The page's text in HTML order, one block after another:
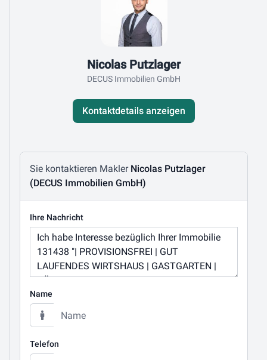
Nicolas Putzlager
DECUS Immobilien GmbH
Kontaktdetails anzeigen
Nachricht schreiben
Sie kontaktieren Makler Nicolas Putzlager
(DECUS Immobilien GmbH)
Ihre Nachricht
Name
Telefon